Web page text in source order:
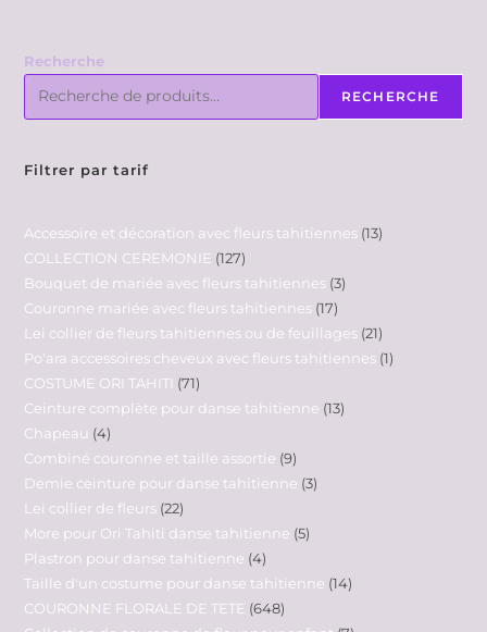
Recherche
RECHERCHE
Filtrer par tarif
Accessoire et décoration avec fleurs tahitiennes 13
COLLECTION CEREMONIE 127
Bouquet de mariée avec fleurs tahitiennes 3
Couronne mariée avec fleurs tahitiennes 17
Lei collier de fleurs tahitiennes ou de feuillages 21
Po'ara accessoires cheveux avec fleurs tahitiennes 1
COSTUME ORI TAHITI
71
Ceinture complète pour danse tahitienne 13
Chapeau 4
Combiné couronne et taille assortie 9
Demie ceinture pour danse tahitienne 3
Lei collier de fleurs 22
More pour Ori Tahiti danse tahitienne 5
Plastron pour danse tahitienne 4
Taille d'un costume pour danse tahitienne 14
COURONNE FLORALE DE TETE 648